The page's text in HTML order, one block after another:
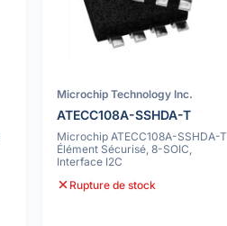
Microchip Technology Inc.
ATECC108A-SSHDA-T
Microchip ATECC108A-SSHDA-T
Élément Sécurisé, 8-SOIC,
Interface I2C
Rupture de stock